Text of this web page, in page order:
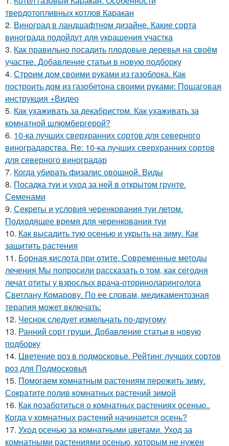
твердотопливных котлов Каракан
2. Виноград в ландшафтном дизайне. Какие сорта
винограда подойдут для украшения участка
3. Как правильно посадить плодовые деревья на своём
участке. Добавление статьи в новую подборку
4. Строим дом своими руками из газоблока. Как
построить дом из газобетона своими руками: Пошаговая
инструкция +Видео
5. Как ухаживать за декабристом. Как ухаживать за
комнатной шлюмбергерой?
6. 10-ка лучших сверхранних сортов для северного
виноградарства. Re: 10-ка лучших сверхранних сортов
для северного виноградар
7. Когда убирать физалис овощной. Виды
8. Посадка туи и уход за ней в открытом грунте.
Семенами
9. Секреты и условия черенкования туи летом.
Подходящее время для черенкования туи
10. Как высадить тую осенью и укрыть на зиму. Как
защитить растения
11. Борная кислота при отите. Современные методы
лечения Мы попросили рассказать о том, как сегодня
лечат отиты у взрослых врача-оториноларинголога
Светлану Комарову. По ее словам, медикаментозная
терапия может включать:
12. Чеснок следует измельчать по-другому
13. Ранний сорт груши. Добавление статьи в новую
подборку
14. Цветение роз в подмосковье. Рейтинг лучших сортов
роз для Подмосковья
15. Помогаем комнатным растениям пережить зиму.
Сократите полив комнатных растений зимой
16. Как позаботиться о комнатных растениях осенью..
Когда у комнатных растений начинается осень?
17. Уход осенью за комнатными цветами. Уход за
комнатными растениями осенью, которым не нужен